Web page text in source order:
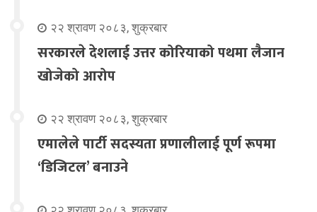
२२ श्रावण २०८३, शुक्रबार
सरकारले देशलाई उत्तर कोरियाको पथमा लैजान
खोजेको आरोप
२२ श्रावण २०८३, शुक्रबार
एमालेले पार्टी सदस्यता प्रणालीलाई पूर्ण रूपमा
‘डिजिटल’ बनाउने